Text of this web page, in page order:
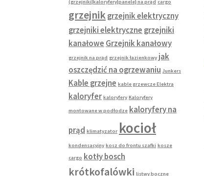
(grzejniki|kaloryfery|panele} na prąd cargo
grzejnikgrzejnik elektryczny
grzejniki elektryczne grzejniki
kanałowe Grzejnik kanałowy
grzejnik na prąd grzejnik łazienkowy jak
oszczędzić na ogrzewaniu Junkers
Kable grzejne kable grzewcze Elektra
kaloryfer kaloryfery Kaloryfery
montowane w podłodze kaloryfery na
prąd klimatyzator kocioł
kondensacyjny kosz do frontu szafki kosze
cargo kotły bosch
krótkofalówki listwy boczne